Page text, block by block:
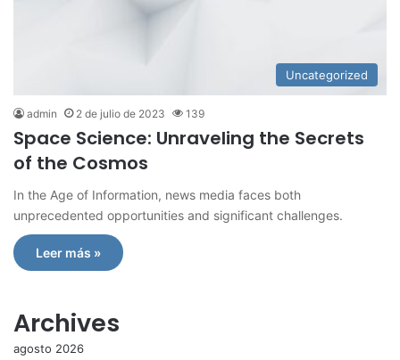
Uncategorized
admin 2 de julio de 2023 139
Space Science: Unraveling the Secrets
of the Cosmos
In the Age of Information, news media faces both
unprecedented opportunities and significant challenges.
Leer más »
Archives
agosto 2026